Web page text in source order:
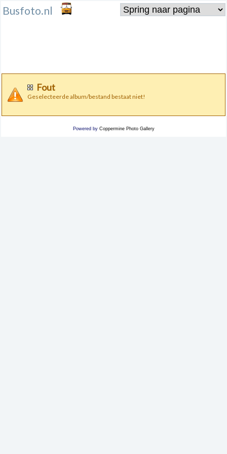
Busfoto.nl
Fout
Geselecteerde album/bestand bestaat niet!
Powered by Coppermine Photo Gallery